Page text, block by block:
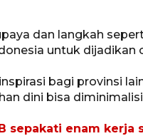
dan langkah
untuk dijadikan
bagi provinsi
dini bisa
sepakati enam kerja